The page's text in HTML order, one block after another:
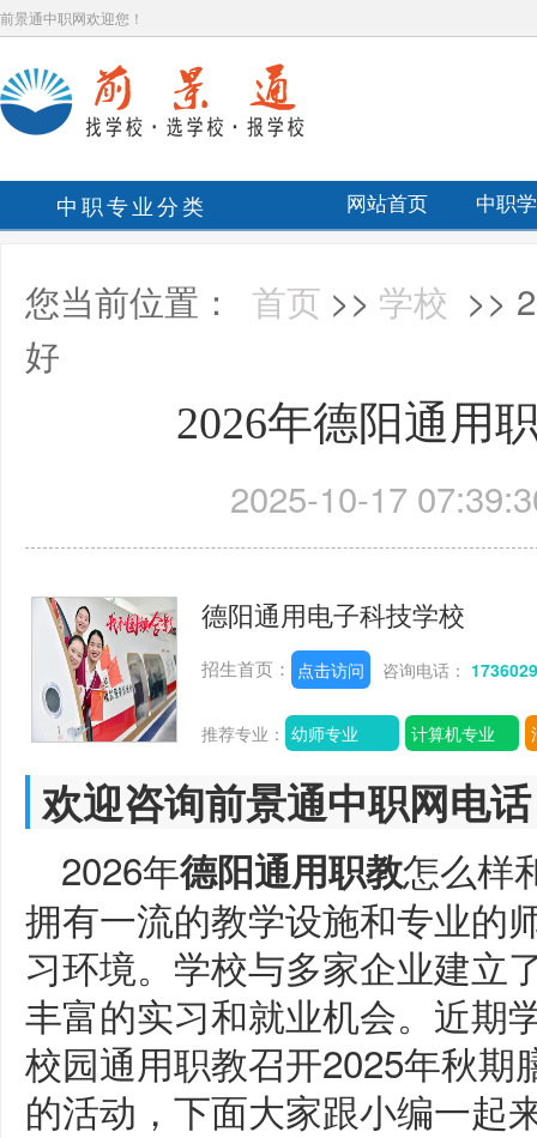
前景通中职网欢迎您！
中职专业分类 网站首页 中职
您当前位置： 首页 >> 学校 >>
好
2026年德阳通用
2025-10-17
德阳通用电子科技学校
招生首页： 点击访问 咨询电话：
推荐专业： 幼师专业 计算机专业
欢迎咨询前景通中职网电
2026年德阳通用职教怎么样
拥有一流的教学设施和专业的
习环境。学校与多家企业建立
丰富的实习和就业机会。近期
校园通用职教召开2025年秋
的活动，下面大家跟小编一起